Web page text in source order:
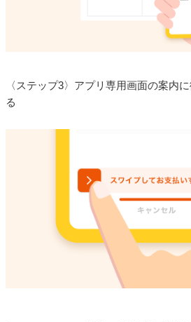
〈ステップ3〉アプリ専用画面の案内
る